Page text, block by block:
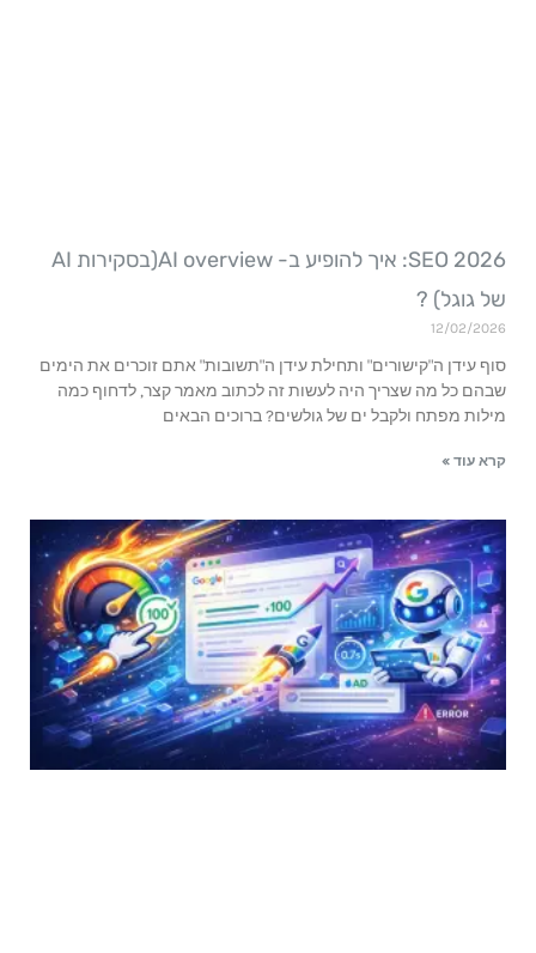
SEO 2026: איך להופיע ב- AI overview(בסקירות AI
גוגל) ?
12/02/
עידן ה"קישורים" ותחילת עידן ה"תשובות" אתם זוכרים את הימים
כל מה שצריך היה לעשות זה לכתוב מאמר קצר, לדחוף כמה
מפתח ולקבל ים של גולשים? ברוכים הבאים
עוד »